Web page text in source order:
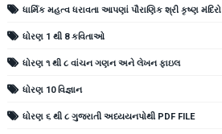
ધાર્મિક મહત્વ ધરાવતા આપણાં પૌરાણિક શ્રી કૃષ્ણ મંદિરો
ધોરણ 1 થી 8 કવિતાઓ
ધોરણ ૧ થી ૮ વાંચન ગણન અને લેખન ફાઇલ
ધોરણ 10 વિજ્ઞાન
ધોરણ ૬ થી ૮ ગુજરાતી અધ્યયનપોથી PDF FILE